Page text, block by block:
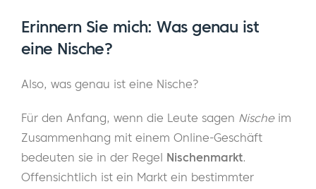
Erinnern Sie mich: Was genau ist
eine Nische?
Also, was genau ist eine Nische?
Für den Anfang, wenn die Leute sagen Nischeim
Zusammenhang mit einem Online-Geschäft
bedeuten sie in der Regel Nischenmarkt.
Offensichtlich ist ein Markt ein bestimmter